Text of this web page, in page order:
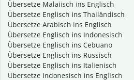
Übersetze Malaiisch ins Englisch
Übersetze Englisch ins Thailändisch
Übersetze Arabisch ins Englisch
Übersetze Englisch ins Indonesisch
Übersetze Englisch ins Cebuano
Übersetze Englisch ins Russisch
Übersetze Englisch ins Italienisch
Übersetze Indonesisch ins Englisch